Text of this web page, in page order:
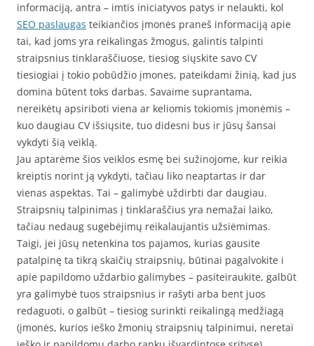
informaciją, antra – imtis iniciatyvos patys ir nelaukti, kol
SEO paslaugas teikiančios įmonės praneš informaciją apie
tai, kad joms yra reikalingas žmogus, galintis talpinti
straipsnius tinklaraščiuose, tiesiog siųskite savo CV
tiesiogiai į tokio pobūdžio įmones, pateikdami žinią, kad jus
domina būtent toks darbas. Savaime suprantama,
nereikėtų apsiriboti viena ar keliomis tokiomis įmonėmis –
kuo daugiau CV išsiųsite, tuo didesni bus ir jūsų šansai
vykdyti šią veiklą.
Jau aptarėme šios veiklos esmę bei sužinojome, kur reikia
kreiptis norint ją vykdyti, tačiau liko neaptartas ir dar
vienas aspektas. Tai – galimybė uždirbti dar daugiau.
Straipsnių talpinimas į tinklaraščius yra nemažai laiko,
tačiau nedaug sugebėjimų reikalaujantis užsiėmimas.
Taigi, jei jūsų netenkina tos pajamos, kurias gausite
patalpinę ta tikrą skaičių straipsnių, būtinai pagalvokite i
apie papildomo uždarbio galimybes – pasiteiraukite, galbūt
yra galimybė tuos straipsnius ir rašyti arba bent juos
redaguoti, o galbūt – tiesiog surinkti reikalingą medžiagą
(įmonės, kurios ieško žmonių straipsnių talpinimui, neretai